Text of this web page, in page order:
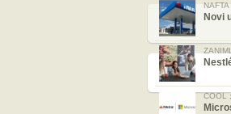
NAFTA
Novi
COOL